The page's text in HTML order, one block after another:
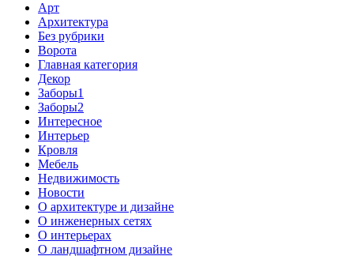
Арт
Архитектура
Без рубрики
Ворота
Главная категория
Декор
Заборы1
Заборы2
Интересное
Интерьер
Кровля
Мебель
Недвижимость
Новости
О архитектуре и дизайне
О инженерных сетях
О интерьерах
О ландшафтном дизайне